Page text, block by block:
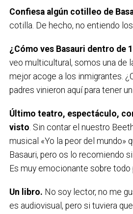
Confiesa algún cotilleo de
cotilla. De hecho, no entiendo
¿Cómo ves Basauri dentro de
veo multicultural, somos una de
mejor acoge a los inmigrantes.
padres vinieron aquí para tener
Último teatro, espectáculo,
visto. Sin contar el nuestro
musical «Yo la peor del mundo»
Basauri, pero os lo recomiendo
Es muy emocionante sobre todo
Un libro. No soy lector, no me
es audiovisual, pero si tuviera